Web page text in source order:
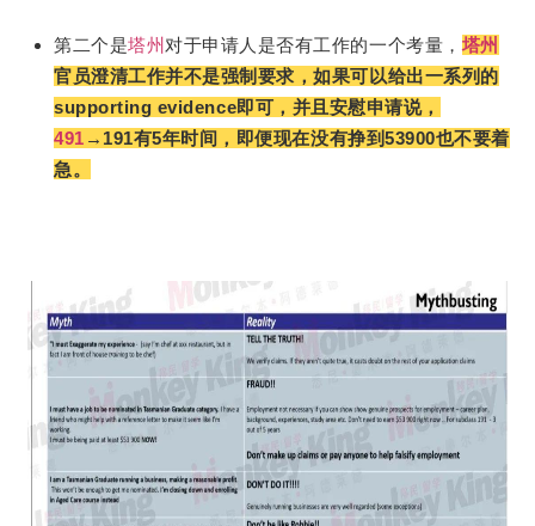
第二个是塔州 对于申请人是否有工作的一个考量，塔州
官员澄清工作并不是强制要求，如果可以给出一系列的
supporting evidence即可，并且安慰申请说，
491 →191有5年时间，即便现在没有挣到53900也不要着
急。